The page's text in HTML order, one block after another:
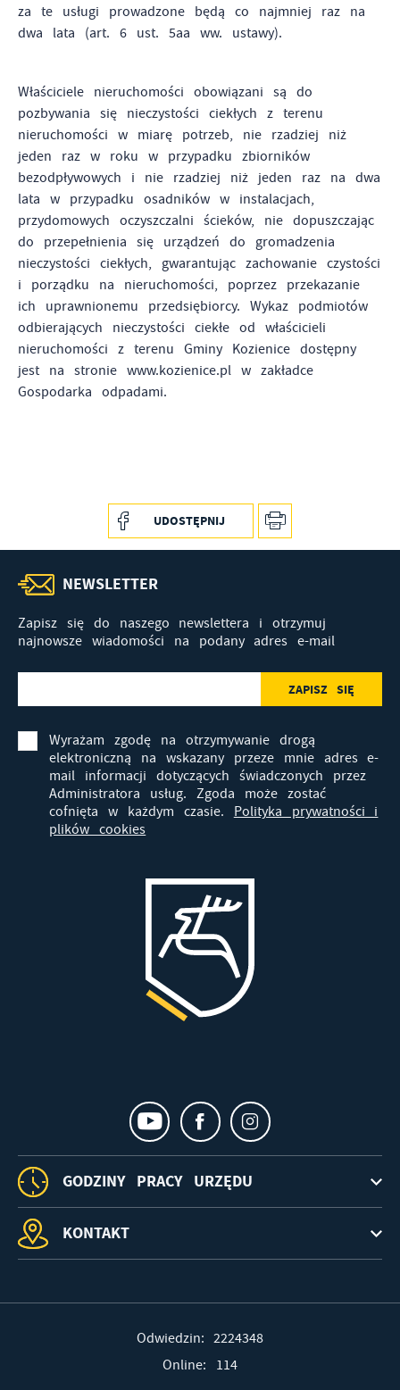
za te usługi prowadzone będą co najmniej raz na
dwa lata (art. 6 ust. 5aa ww. ustawy).
Właściciele nieruchomości obowiązani są do
pozbywania się nieczystości ciekłych z terenu
nieruchomości w miarę potrzeb, nie rzadziej niż
jeden raz w roku w przypadku zbiorników
bezodpływowych i nie rzadziej niż jeden raz na dwa
lata w przypadku osadników w instalacjach,
przydomowych oczyszczalni ścieków, nie dopuszczając
do przepełnienia się urządzeń do gromadzenia
nieczystości ciekłych, gwarantując zachowanie czystości
i porządku na nieruchomości, poprzez przekazanie
ich uprawnionemu przedsiębiorcy. Wykaz podmiotów
odbierających nieczystości ciekłe od właścicieli
nieruchomości z terenu Gminy Kozienice dostępny
jest na stronie www.kozienice.pl w zakładce
Gospodarka odpadami.
UDOSTĘPNIJ
NEWSLETTER
Zapisz się do naszego newslettera i otrzymuj
najnowsze wiadomości na podany adres e-mail
Wyrażam zgodę na otrzymywanie drogą
elektroniczną na wskazany przeze mnie adres e-
mail informacji dotyczących świadczonych przez
Administratora usług. Zgoda może zostać
cofnięta w każdym czasie. Polityka prywatności i
plików cookies
GODZINY PRACY URZĘDU
KONTAKT
Odwiedzin: 2224348
Online: 114